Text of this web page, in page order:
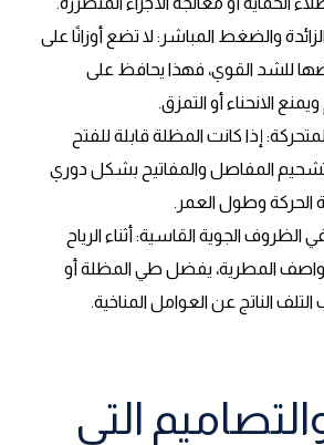
والضغط المباشر: لا تضع أوزانًا على
للشد القوي، فهذا يحافظ على
الانحناء أو التمزق.
إذا كانت المظلة قابلة للفتح
المفاصل والمفاتيح بشكل دوري
وطول العمر.
الظروف الجوية القاسية: أثناء الرياح
المطرية، يفضل طي المظلة أو
الناتج عن العوامل المناخية.
التي